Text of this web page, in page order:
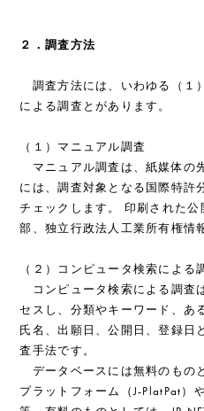
２．調査方法
調査方法には、いわゆる（１
による調査とがあります。
（１）マニュアル調査
マニュアル調査は、紙媒体の
には、調査対象となる国際特許
チェックします。 印刷された
部、独立行政法人工業所有権情
（２）コンピュータ検索による
コンピュータ検索による調査
セスし、分類やキーワード、あ
氏名、出願日、公開日、登録日
査手法です。
データベースには無料のもの
プラットフォーム（J-PlatPat）